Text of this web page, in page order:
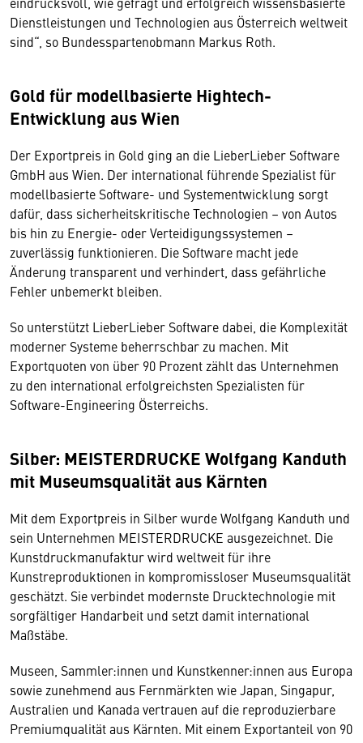
Dienstleistungen und Technologien aus Österreich weltweit
sind“, so Bundesspartenobmann Markus Roth.
Gold für modellbasierte Hightech-
Entwicklung aus Wien
Der Exportpreis in Gold ging an die LieberLieber Software
GmbH aus Wien. Der international führende Spezialist für
modellbasierte Software- und Systementwicklung sorgt
dafür, dass sicherheitskritische Technologien – von Autos
bis hin zu Energie- oder Verteidigungssystemen –
zuverlässig funktionieren. Die Software macht jede
Änderung transparent und verhindert, dass gefährliche
Fehler unbemerkt bleiben.
So unterstützt LieberLieber Software dabei, die Komplexität
moderner Systeme beherrschbar zu machen. Mit
Exportquoten von über 90 Prozent zählt das Unternehmen
zu den international erfolgreichsten Spezialisten für
Software-Engineering Österreichs.
Silber: MEISTERDRUCKE Wolfgang Kanduth
mit Museumsqualität aus Kärnten
Mit dem Exportpreis in Silber wurde Wolfgang Kanduth und
sein Unternehmen MEISTERDRUCKE ausgezeichnet. Die
Kunstdruckmanufaktur wird weltweit für ihre
Kunstreproduktionen in kompromissloser Museumsqualität
geschätzt. Sie verbindet modernste Drucktechnologie mit
sorgfältiger Handarbeit und setzt damit international
Maßstäbe.
Museen, Sammler:innen und Kunstkenner:innen aus Europa
sowie zunehmend aus Fernmärkten wie Japan, Singapur,
Australien und Kanada vertrauen auf die reproduzierbare
Premiumqualität aus Kärnten. Mit einem Exportanteil von 90